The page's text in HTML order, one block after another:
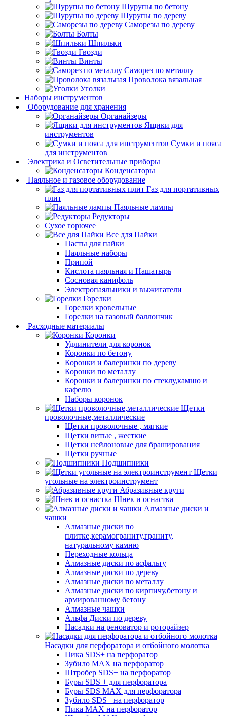
Шурупы по бетону
Шурупы по дереву
Саморезы по дереву
Болты
Шпильки
Гвозди
Винты
Саморез по металлу
Проволока вязальная
Уголки
Наборы инструментов
Оборудование для хранения
Органайзеры
Ящики для
инструментов
Сумки и пояса
для инструментов
Электрика и Осветительные приборы
Конденсаторы
Паяльное и газовое оборудование
Газ для портативных
плит
Паяльные лампы
Редукторы
Сухое горючее
Все для Пайки
Пасты для пайки
Паяльные наборы
Припой
Кислота паяльная и Нашатырь
Сосновая канифоль
Электропаяльники и выжигатели
Горелки
Горелки кровельные
Горелки на газовый баллончик
Расходные материалы
Коронки
Удлинители для коронок
Коронки по бетону
Коронки и балеринки по дереву
Коронки по металлу
Коронки и балеринки по стеклу,камню и
кафелю
Наборы коронок
Щетки
проволочные,металлические
Щетки проволочные , мягкие
Щетки витые , жесткие
Щетки нейлоновые для браширования
Щетки ручные
Подшипники
Щетки
угольные на электроинструмент
Абразивные круги
Шнек и оснастка
Алмазные диски и
чашки
Алмазные диски по
плитке,керамограниту,граниту,
натуральному камню
Переходные кольца
Алмазные диски по асфальту
Алмазные диски по дереву
Алмазные диски по металлу
Алмазные диски по кирпичу,бетону и
армированному бетону
Алмазные чашки
Альфа Диски по дереву
Насадки на реноватор и роторайзер
Насадки для перфоратора и отбойного молотка
Пика SDS+ на перфоратор
Зубило MAX на перфоратор
Штробер SDS+ на перфоратор
Буры SDS + для перфоратора
Буры SDS MAX для перфоратора
Зубило SDS+ на перфоратор
Пика MAX на перфоратор